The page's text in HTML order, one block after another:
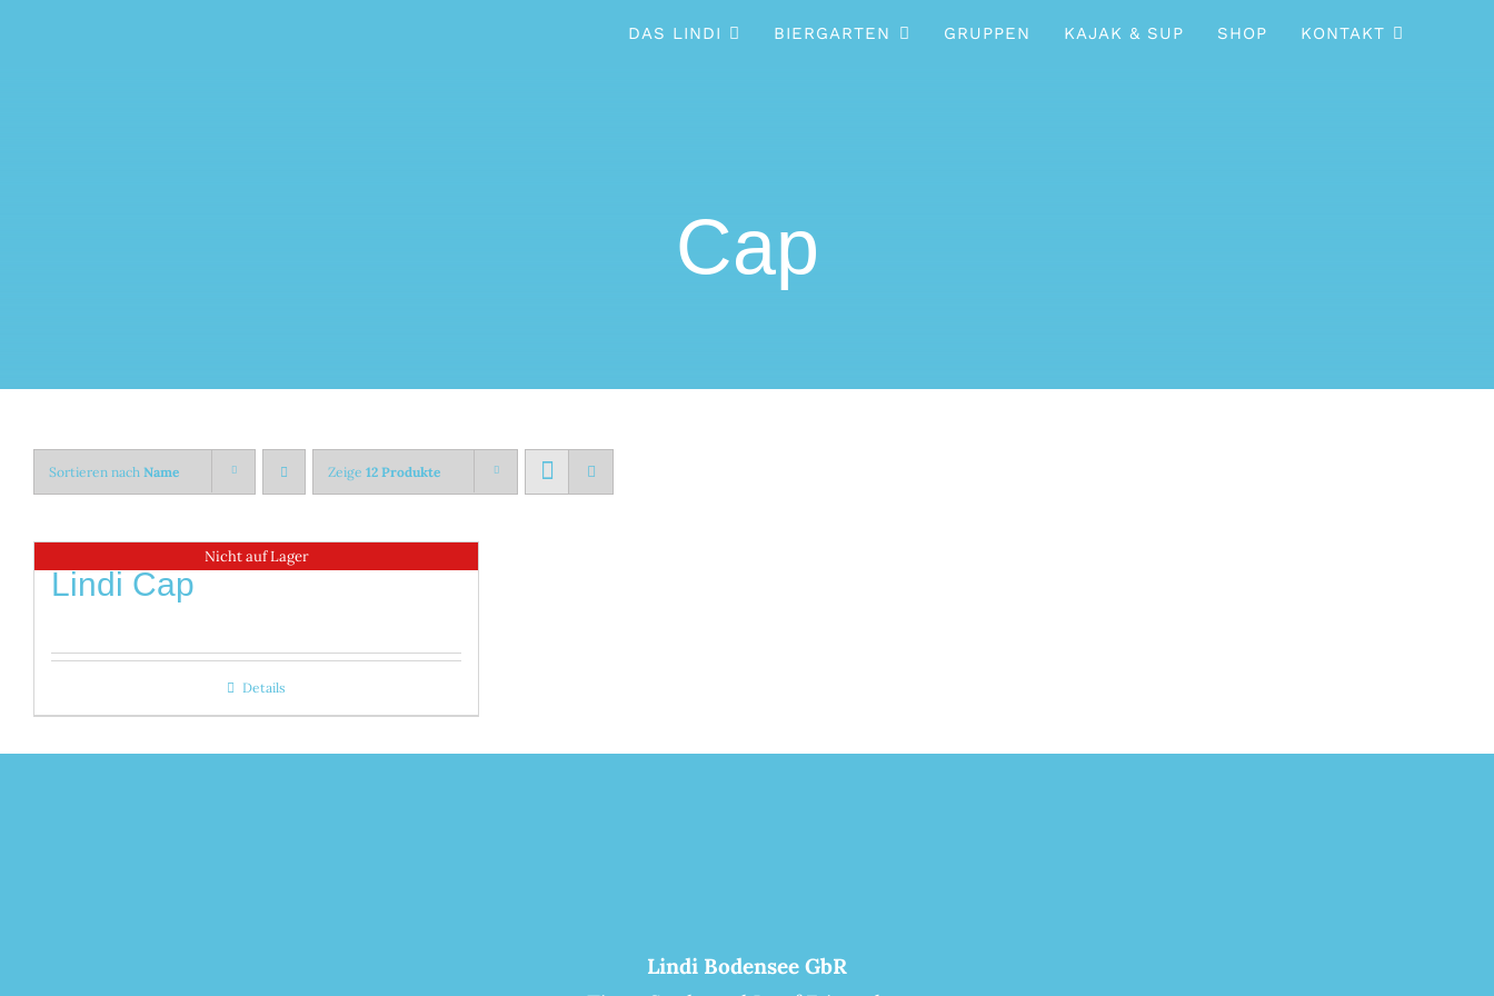
DAS LINDI BIERGARTEN GRUPPEN KAJAK & SUP SHOP KONTAKT
Cap
Sortieren nach Name Zeige 12 Produkte
Nicht auf Lager
Lindi Cap
Details
Lindi Bodensee GbR